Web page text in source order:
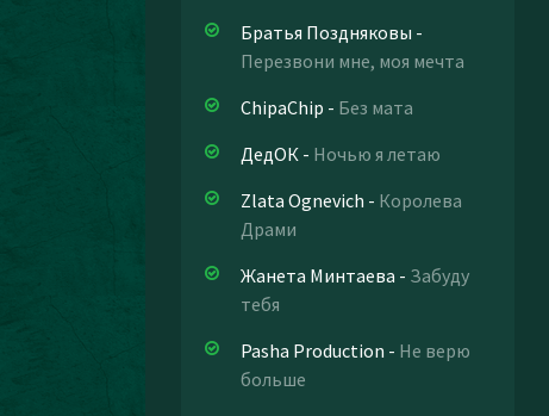
Братья Поздняковы -
Перезвони мне, моя мечта
ChipaChip - Без мата
ДедОК - Ночью я летаю
Zlata Ognevich - Королева
Драми
Жанета Минтаева - Забуду
тебя
Pasha Production - Не верю
больше